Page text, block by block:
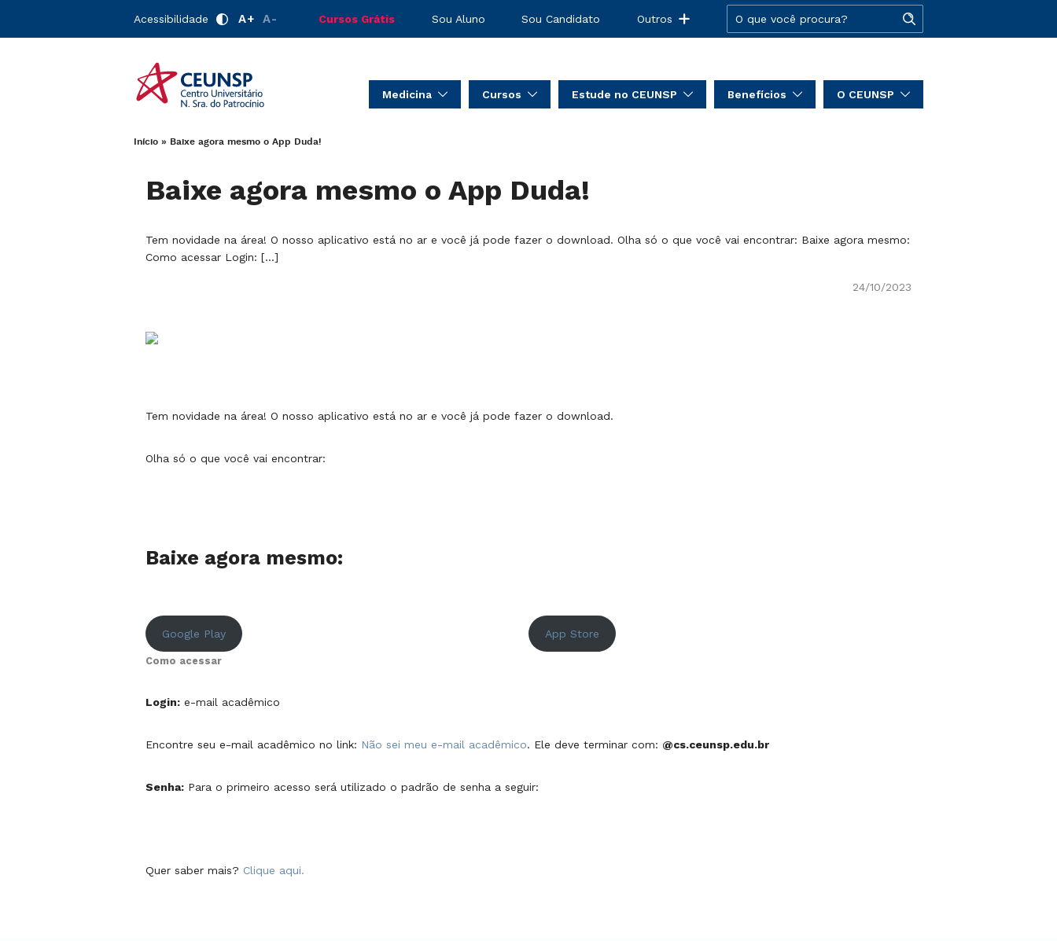
Acessibilidade A+ A- Cursos Grátis Sou Aluno Sou Candidato Outros
Medicina Cursos Estude no CEUNSP Benefícios O CEUNSP
Início » Baixe agora mesmo o App Duda!
Baixe agora mesmo o App Duda!
Tem novidade na área! O nosso aplicativo está no ar e você já pode fazer o download. Olha só o que você vai encontrar: Baixe agora mesmo:
Como acessar Login: […]
24/10/2023
Tem novidade na área! O nosso aplicativo está no ar e você já pode fazer o download.
Olha só o que você vai encontrar:
Baixe agora mesmo:
Google Play App Store
Como acessar
Login: e-mail acadêmico
Encontre seu e-mail acadêmico no link: Não sei meu e-mail acadêmico. Ele deve terminar com: @cs.ceunsp.edu.br
Senha: Para o primeiro acesso será utilizado o padrão de senha a seguir:
Quer saber mais? Clique aqui.